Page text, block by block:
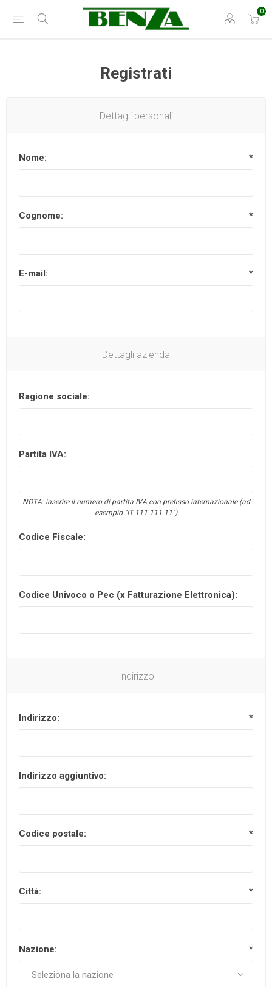
0
Registrati
Dettagli personali
Nome: *
Cognome: *
E-mail: *
Dettagli azienda
Ragione sociale:
Partita IVA:
NOTA: inserire il numero di partita IVA con prefisso internazionale (ad
esempio "IT 111 111 11")
Codice Fiscale:
Codice Univoco o Pec (x Fatturazione Elettronica):
Indirizzo
Indirizzo: *
Indirizzo aggiuntivo:
Codice postale: *
Città: *
Nazione: *